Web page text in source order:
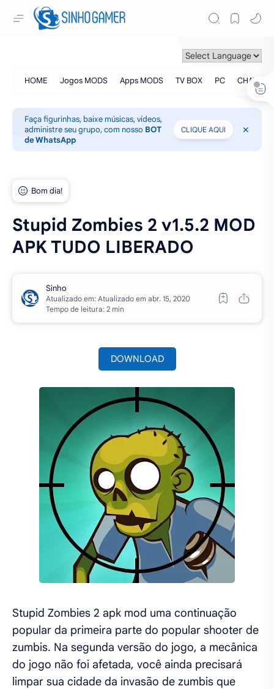
Faça figurinhas, baixe músicas, vídeos,
administre seu grupo, com nosso BOT
de WhatsApp
CLIQUE AQUI
Stupid Zombies 2 v1.5.2 MOD
APK TUDO LIBERADO
Atualizado em:
Tempo de leitura: 2 min
DOWNLOAD
Stupid Zombies 2 apk mod uma continuação
popular da primeira parte do popular shooter de
zumbis. Na segunda versão do jogo, a mecânica
do jogo não foi afetada, você ainda precisará
limpar sua cidade da invasão de zumbis que